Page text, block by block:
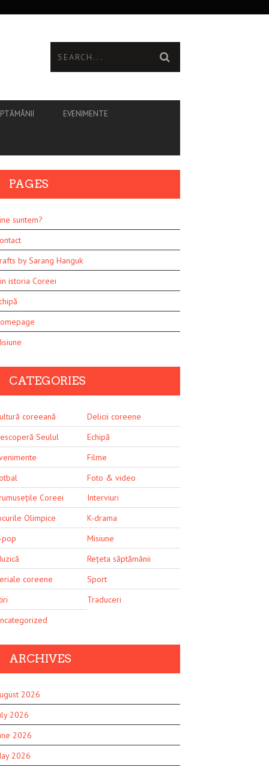
EVENIMENTE
PAGES
suntem?
by Sarang Hanguk
istoria Coreei
CATEGORIES
coreeană
Delicii coreene
Seulul
Echipă
Filme
Foto & video
Coreei
Interviuri
Olimpice
K-drama
pop
Misiune
Rețeta săptămânii
coreene
Sport
Traduceri
ARCHIVES
2026
2026
2026
2026